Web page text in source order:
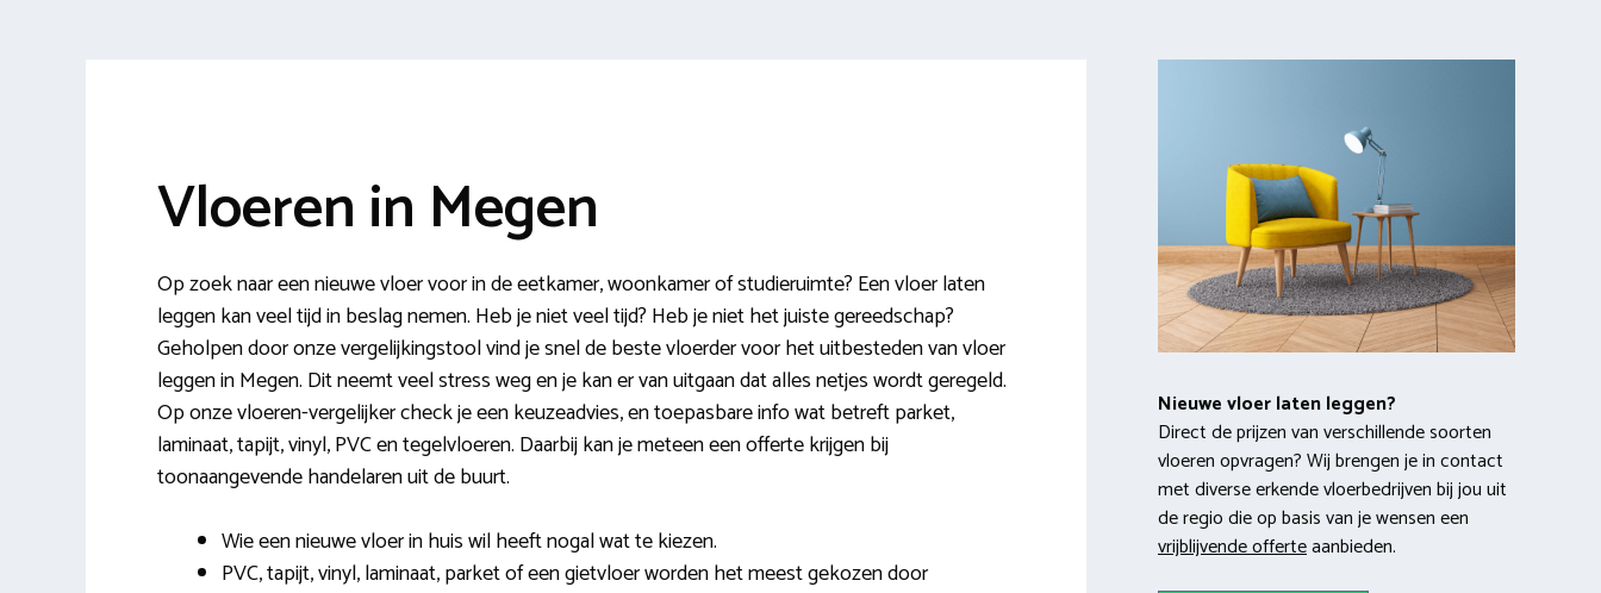
Vloeren in Megen
Op zoek naar een nieuwe vloer voor in de eetkamer, woonkamer of studieruimte? Een vloer laten
leggen kan veel tijd in beslag nemen. Heb je niet veel tijd? Heb je niet het juiste gereedschap?
Geholpen door onze vergelijkingstool vind je snel de beste vloerder voor het uitbesteden van vloer
leggen in Megen. Dit neemt veel stress weg en je kan er van uitgaan dat alles netjes wordt geregeld.
Op onze vloeren-vergelijker check je een keuzeadvies, en toepasbare info wat betreft parket,
laminaat, tapijt, vinyl, PVC en tegelvloeren. Daarbij kan je meteen een offerte krijgen bij
toonaangevende handelaren uit de buurt.
Wie een nieuwe vloer in huis wil heeft nogal wat te kiezen.
PVC, tapijt, vinyl, laminaat, parket of een gietvloer worden het meest gekozen door
Nieuwe vloer laten leggen?
Direct de prijzen van verschillende soorten
vloeren opvragen? Wij brengen je in contact
met diverse erkende vloerbedrijven bij jou uit
de regio die op basis van je wensen een
vrijblijvende offerteaanbieden.